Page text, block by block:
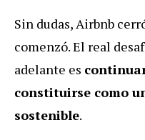
Sin dudas, Airbnb
comenzó. El real
adelante es
constituirse como
sostenible.